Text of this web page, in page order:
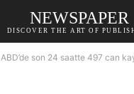
NEWSPAPER
DISCOVER THE ART OF
ABD’de son 24 saatte 497 can